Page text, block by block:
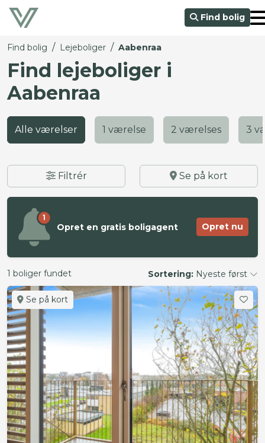
Find bolig
Find bolig / Lejeboliger / Aabenraa
Find lejeboliger i
Aabenraa
Alle værelser 1 værelse 2 værelses 3
Filtrér Se på kort
1
Opret en gratis boligagent Opret nu
1 boliger fundet Sortering: Nyeste først
Se på kort